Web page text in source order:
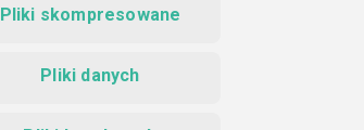
Pliki skompresowane
Pliki danych